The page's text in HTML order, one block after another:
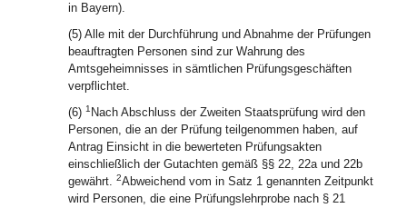
in Bayern).
(5) Alle mit der Durchführung und Abnahme der Prüfungen
beauftragten Personen sind zur Wahrung des
Amtsgeheimnisses in sämtlichen Prüfungsgeschäften
verpflichtet.
(6) 1 Nach Abschluss der Zweiten Staatsprüfung wird den
Personen, die an der Prüfung teilgenommen haben, auf
Antrag Einsicht in die bewerteten Prüfungsakten
einschließlich der Gutachten gemäß §§ 22, 22a und 22b
gewährt. 2Abweichend vom in Satz 1 genannten Zeitpunkt
wird Personen, die eine Prüfungslehrprobe nach § 21